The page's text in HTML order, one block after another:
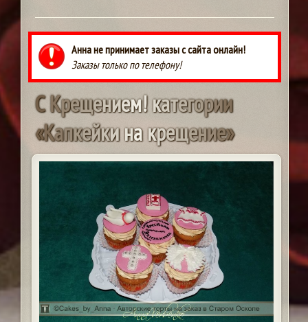
Анна не принимает заказы с сайта онлайн!
Заказы только по телефону!
СКрещением!категории
«Капкейкинакрещение»